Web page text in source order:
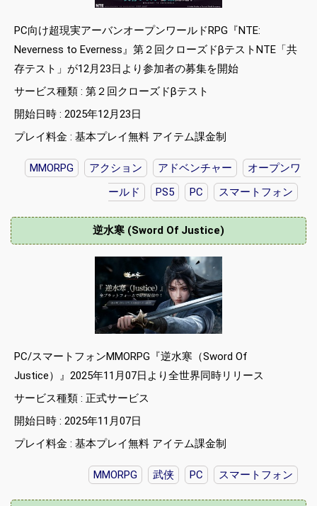
PC向け超現実アーバンオープンワールドRPG『NTE:
Neverness to Everness』第２回クローズドβテストNTE「共
存テスト」が12月23日より参加者の募集を開始
サービス種類 : 第２回クローズドβテスト
開始日時 : 2025年12月23日
プレイ料金 : 基本プレイ無料 アイテム課金制
MMORPG アクション アドベンチャー
オープンワ
ールド
PS5 PC スマートフォン
逆水寒 (Sword Of Justice)
PC/スマートフォンMMORPG『逆水寒（Sword Of
Justice）』2025年11月07日より全世界同時リリース
サービス種類 : 正式サービス
開始日時 : 2025年11月07日
プレイ料金 : 基本プレイ無料 アイテム課金制
MMORPG 武侠 PC スマートフォン